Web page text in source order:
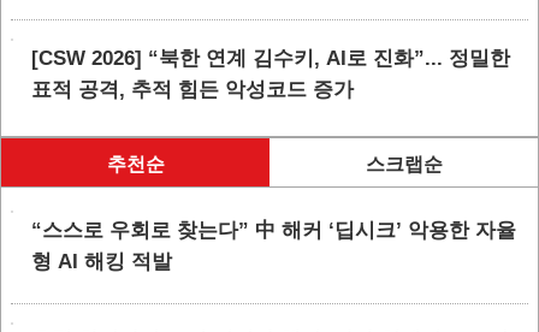
[CSW 2026] “북한 연계 김수키, AI로 진화”... 정밀한
표적 공격, 추적 힘든 악성코드 증가
추천순 스크랩순
“스스로 우회로 찾는다” 中 해커 ‘딥시크’ 악용한 자율
형 AI 해킹 적발